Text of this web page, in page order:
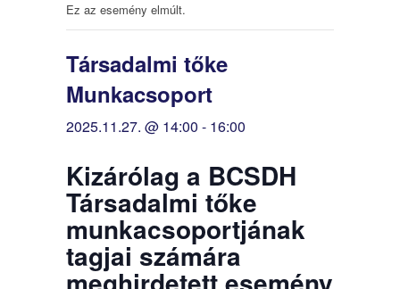
Ez az esemény elmúlt.
Társadalmi tőke
Munkacsoport
2025.11.27. @ 14:00 - 16:00
Kizárólag a BCSDH
Társadalmi tőke
munkacsoportjának
tagjai számára